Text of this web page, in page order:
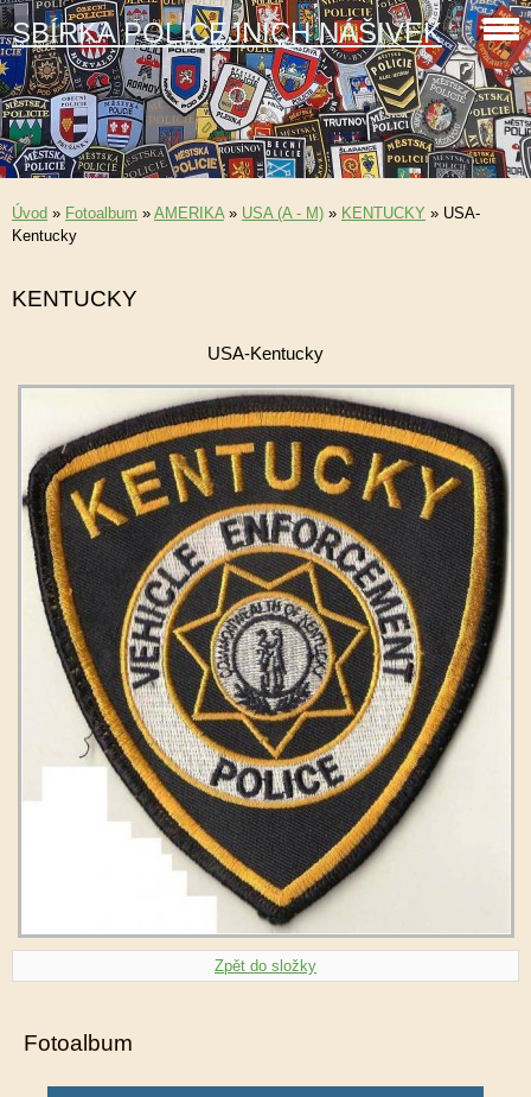
SBÍRKA POLICEJNÍCH NÁŠIVEK
Úvod » Fotoalbum » AMERIKA» USA (A - M) » KENTUCKY » USA-
Kentucky
KENTUCKY
USA-Kentucky
Zpět do složky
Fotoalbum